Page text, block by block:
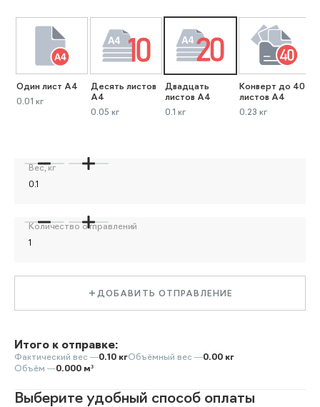
Один лист А4
0.01 кг
Десять листов
А4
0.05 кг
Двадцать
листов А4
0.1 кг
Конверт до 40
листов А4
0.23 кг
Вес, кг
Количество отправлений
ДОБАВИТЬ ОТПРАВЛЕНИЕ
Итого к отправке:
Фактический вес —0.10 кгОбъёмный вес —0.00 кг
Объём —0.000 м³
Выберите удобный способ оплаты